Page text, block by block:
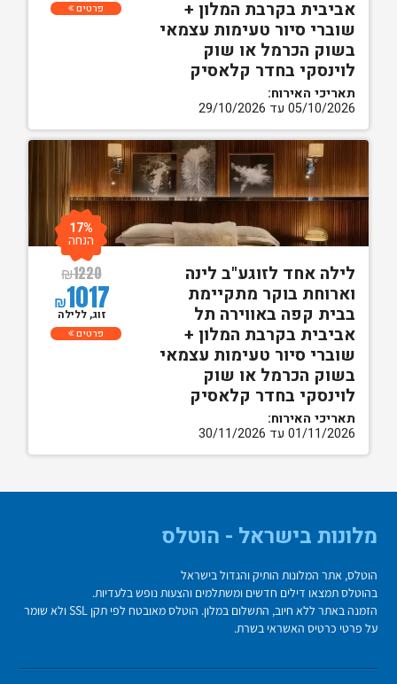
אביבית בקרבת המלון +
שוברי סיור טעימות עצמאי
בשוק הכרמל או שוק
לוינסקי בחדר קלאסיק
תאריכי האירוח:
05/10/2026 עד 29/10/2026
פרטים
לילה אחד לזוגע"ב לינה
וארוחת בוקר מתקיימת
בבית קפה באווירה תל
אביבית בקרבת המלון +
שוברי סיור טעימות עצמאי
בשוק הכרמל או שוק
לוינסקי בחדר קלאסיק
תאריכי האירוח:
01/11/2026 עד 30/11/2026
₪1220
₪1017
17%
הנחה
זוג, ללילה
פרטים
מלונות בישראל - הוטלס
הוטלס, אתר המלונות הותיק והגדול בישראל
בהוטלס תמצאו דילים חדשים ומשתלמים והצעות נופש בלעדיות.
הזמנה באתר ללא חיוב, התשלום במלון. הוטלס מאובטח לפי תקן SSL ולא שומר
על פרטי כרטיס האשראי בשרת.